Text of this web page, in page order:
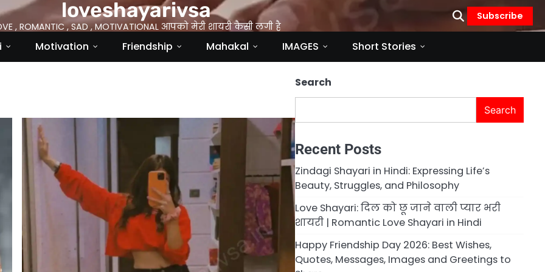
loveshayarivsa
, ROMANTIC , SAD , MOTIVATIONAL आपको मेरी शायरी कैसी लगी है
Subscribe
Motivation Friendship Mahakal IMAGES Short Stories
Search
Search
Recent Posts
Zindagi Shayari in Hindi: Expressing Life’s
Beauty, Struggles, and Philosophy
Love Shayari: दिल को छू जाने वाली प्यार भरी
शायरी | Romantic Love Shayari in Hindi
Happy Friendship Day 2026: Best Wishes,
Quotes, Messages, Images and Greetings to